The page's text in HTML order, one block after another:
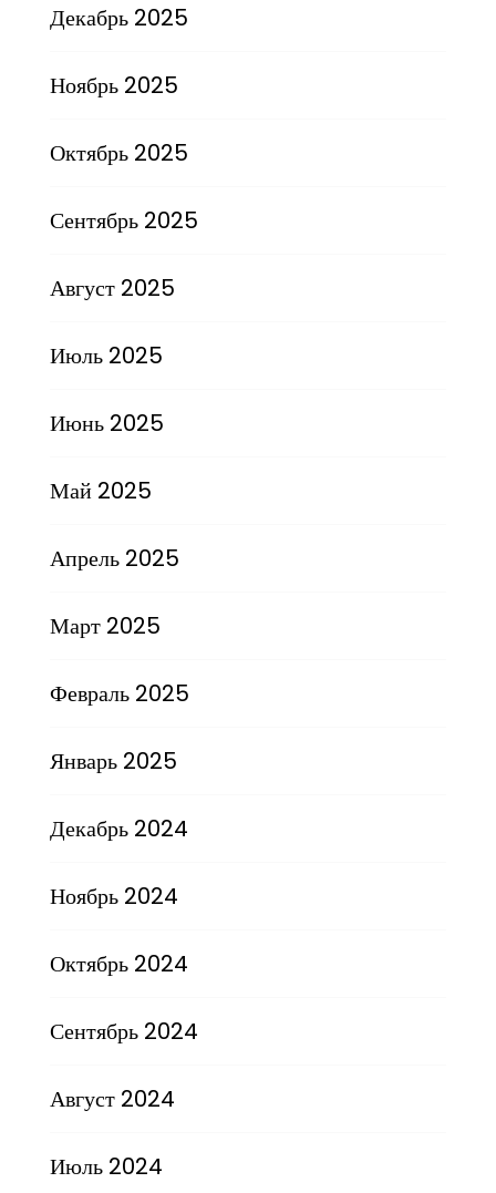
Декабрь 2025
Ноябрь 2025
Октябрь 2025
Сентябрь 2025
Август 2025
Июль 2025
Июнь 2025
Май 2025
Апрель 2025
Март 2025
Февраль 2025
Январь 2025
Декабрь 2024
Ноябрь 2024
Октябрь 2024
Сентябрь 2024
Август 2024
Июль 2024